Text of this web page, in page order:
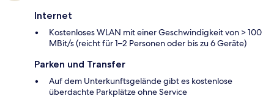
Internet
Kostenloses WLAN mit einer Geschwindigkeit von > 100
MBit/s (reicht für 1–2 Personen oder bis zu 6 Geräte)
Parken und Transfer
Auf dem Unterkunftsgelände gibt es kostenlose
überdachte Parkplätze ohne Service